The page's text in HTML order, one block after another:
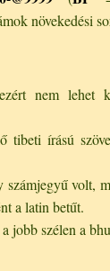
növekedési
nem lehet
tibeti írású
számjegyű volt,
a latin betűt.
jobb szélen a